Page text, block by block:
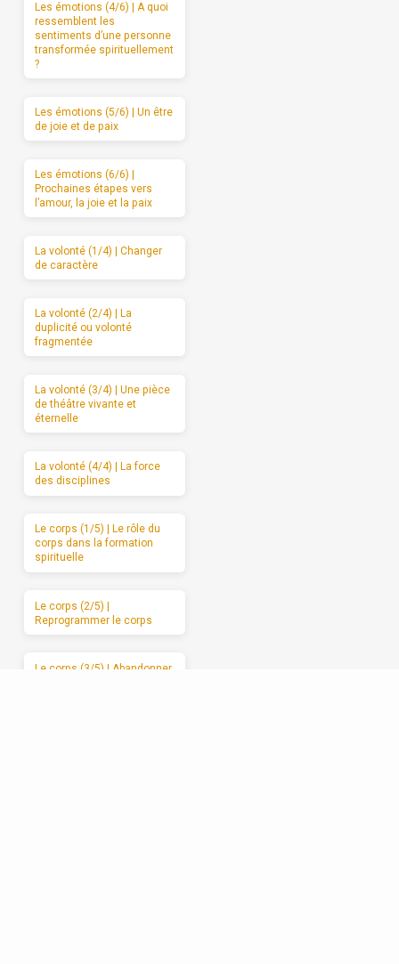
Les émotions (4/6) | A quoi
ressemblent les
sentiments d’une personne
transformée spirituellement
?
Les émotions (5/6) | Un être
de joie et de paix
Les émotions (6/6) |
Prochaines étapes vers
l’amour, la joie et la paix
La volonté (1/4) | Changer
de caractère
La volonté (2/4) | La
duplicité ou volonté
fragmentée
La volonté (3/4) | Une pièce
de théâtre vivante et
éternelle
La volonté (4/4) | La force
des disciplines
Le corps (1/5) | Le rôle du
corps dans la formation
spirituelle
Le corps (2/5) |
Reprogrammer le corps
Le corps (3/5) | Abandonner